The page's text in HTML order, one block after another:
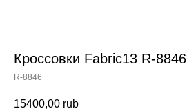
Кроссовки Fabric13 R-8846
R-8846
15400,00 rub